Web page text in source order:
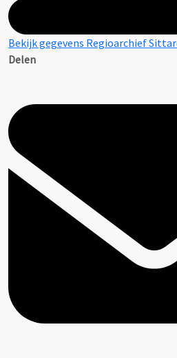
Bekijk gegevens Regioarchief
Delen